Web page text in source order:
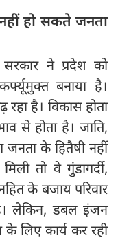
नहीं हो सकते जनता
सरकार ने प्रदेश को
बनाया है।
है। विकास होता
से होता है। जाति,
जनता के हितैषी नहीं
तो वे गुंडागर्दी,
के बजाय परिवार
लेकिन, डबल इंजन
लिए कार्य कर रही